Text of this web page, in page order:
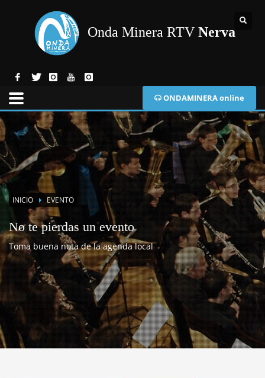
Onda Minera RTV Nerva
ONDAMINERA online
INICIO EVENTO
No te pierdas un evento
Toma buena nota de la agenda local